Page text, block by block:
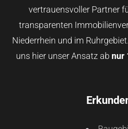
vertrauensvoller Partner
transparenten
Niederrhein und im
uns hier unser Ansatz ab nur